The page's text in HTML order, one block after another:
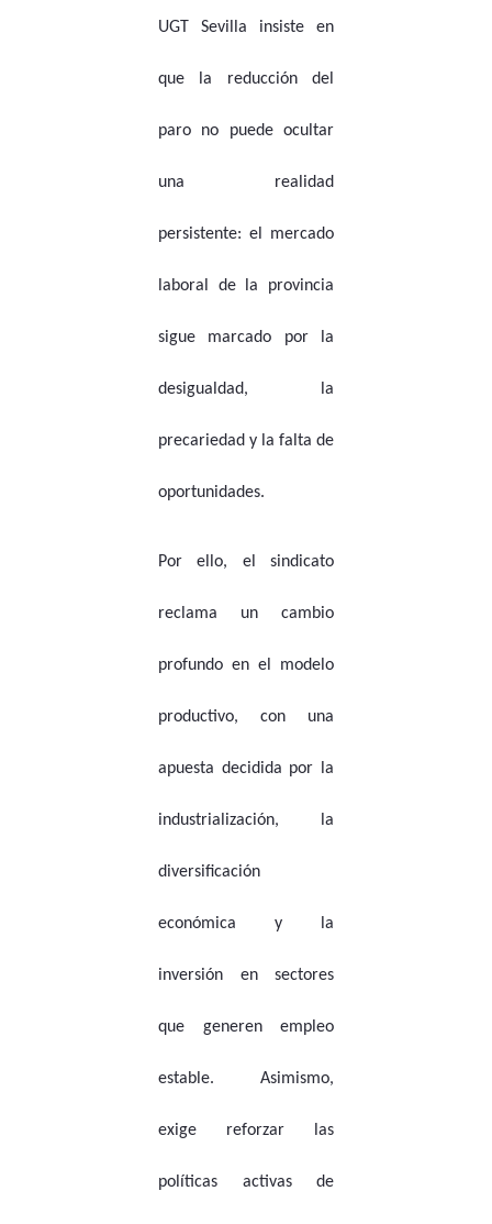
UGT Sevilla insiste en
que la reducción del
paro no puede ocultar
una realidad
persistente: el mercado
laboral de la provincia
sigue marcado por la
desigualdad, la
precariedad y la falta de
oportunidades.
Por ello, el sindicato
reclama un cambio
profundo en el modelo
productivo, con una
apuesta decidida por la
industrialización, la
diversificación
económica y la
inversión en sectores
que generen empleo
estable. Asimismo,
exige reforzar las
políticas activas de